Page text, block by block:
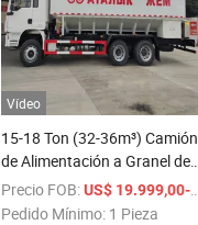
Vídeo
15-18 Ton (32-36m³) Camión
de Alimentación a Granel de
Ocho Ruedas Traseras con
Dimensiones Personalizables
Precio FOB:US$ 19.999,00-59.000,00
Pedido Mínimo: 1 Pieza